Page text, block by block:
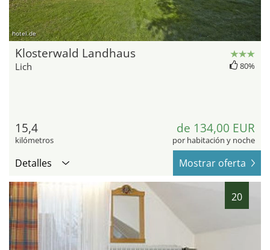
hotel.de
Klosterwald Landhaus
Lich 80%
15,4
kilómetros
de 134,00 EUR
por habitación y noche
Detalles Mostrar oferta
20